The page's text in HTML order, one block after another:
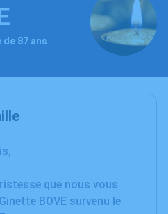
de 87 ans
que nous vous
BOVE survenu le